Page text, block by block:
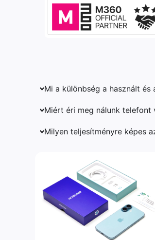
Mi a különbség a használt
Miért éri meg nálunk telefont
Milyen teljesítményre képes